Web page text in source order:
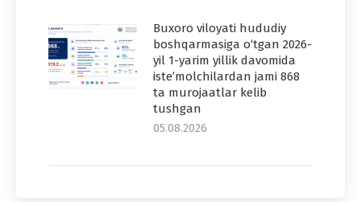
Buxoro viloyati hududiy
boshqarmasiga o‘tgan 2026-
yil 1-yarim yillik davomida
iste’molchilardan jami 868
ta murojaatlar kelib
tushgan
05.08.2026